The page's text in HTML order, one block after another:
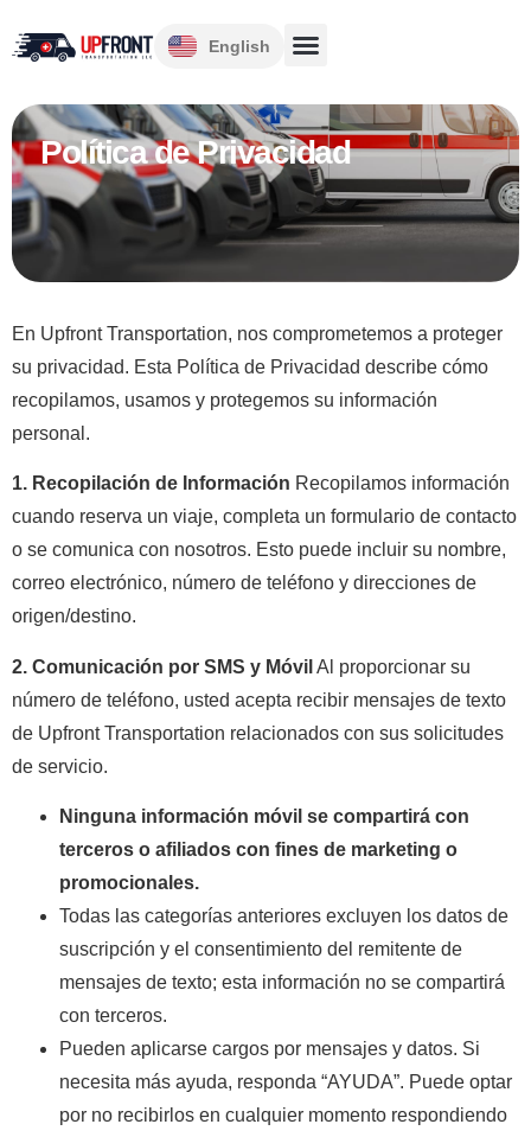
English
Política de Privacidad
En Upfront Transportation, nos comprometemos a proteger
su privacidad. Esta Política de Privacidad describe cómo
recopilamos, usamos y protegemos su información
personal.
1. Recopilación de Información Recopilamos información
cuando reserva un viaje, completa un formulario de contacto
o se comunica con nosotros. Esto puede incluir su nombre,
correo electrónico, número de teléfono y direcciones de
origen/destino.
2. Comunicación por SMS y Móvil Al proporcionar su
número de teléfono, usted acepta recibir mensajes de texto
de Upfront Transportation relacionados con sus solicitudes
de servicio.
Ninguna información móvil se compartirá con
terceros o afiliados con fines de marketing o
promocionales.
Todas las categorías anteriores excluyen los datos de
suscripción y el consentimiento del remitente de
mensajes de texto; esta información no se compartirá
con terceros.
Pueden aplicarse cargos por mensajes y datos. Si
necesita más ayuda, responda “AYUDA”. Puede optar
por no recibirlos en cualquier momento respondiendo